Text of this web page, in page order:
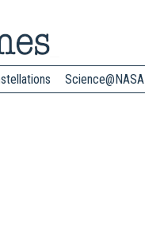
Science@NASA